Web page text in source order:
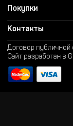
Покупки
Контакты
Договор
Сайт разработан в